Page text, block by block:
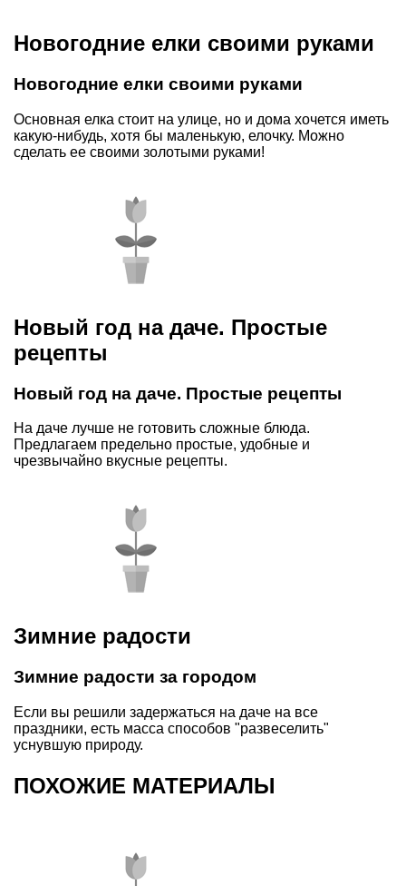
Новогодние елки своими руками
Новогодние елки своими руками
Основная елка стоит на улице, но и дома хочется иметь
какую-нибудь, хотя бы маленькую, елочку. Можно
сделать ее своими золотыми руками!
Новый год на даче. Простые
рецепты
Новый год на даче. Простые рецепты
На даче лучше не готовить сложные блюда.
Предлагаем предельно простые, удобные и
чрезвычайно вкусные рецепты.
Зимние радости
Зимние радости за городом
Если вы решили задержаться на даче на все
праздники, есть масса способов "развеселить"
уснувшую природу.
ПОХОЖИЕ МАТЕРИАЛЫ